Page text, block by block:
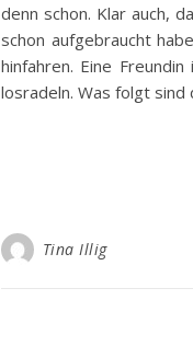
denn schon. Klar auch,
schon aufgebraucht
hinfahren. Eine
losradeln. Was folgt
Tina Illig